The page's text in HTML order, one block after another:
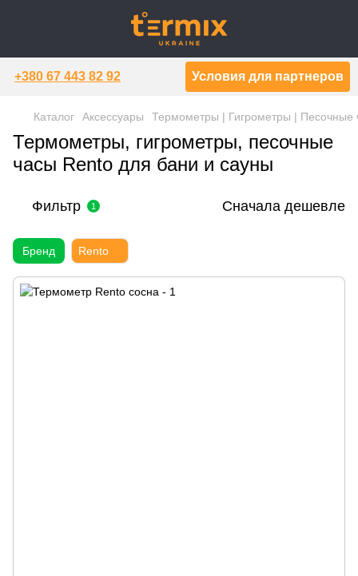
+380 67 443 82 92 Условия для партнеров
Каталог Аксессуары Термометры | Гигрометры | Песочные
Термометры, гигрометры, песочные
часы Rento для бани и сауны
Фильтр 1 Сначала дешевле
Бренд Rento